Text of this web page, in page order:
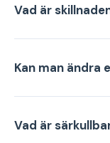
Vad är
Kan man
Vad är